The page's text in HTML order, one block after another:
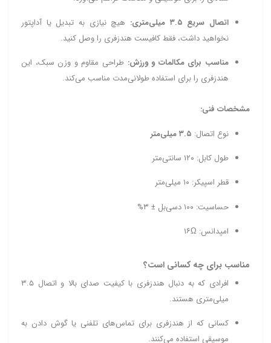
اتصال سریع ۳.۵ میلی‌متری:
هیچ نیازی به تبدیل یا آداپتور
نخواهید داشت، فقط کافیست هندزفری را وصل کنید.
مناسب برای مکالمات و ورزش: طراحی مقاوم و وزن سبک، این
هندزفری را برای استفاده طولانی‌مدت مناسب می‌کند.
مشخصات فنی:
نوع اتصال: ۳.۵ میلی‌متر
طول کابل: ۱۲۰ سانتی‌متر
قطر اسپیکر: ۱۰ میلی‌متر
حساسیت: ۱۰۰ دسی‌بل ± ۳%
امپدانس: ۱۶Ω
مناسب برای چه کسانی است؟
افرادی که به دنبال هندزفری با کیفیت صدای بالا و اتصال ۳.۵
میلی‌متری هستند.
کسانی که از هندزفری برای تماس‌های تلفنی یا گوش دادن به
موسیقی استفاده می‌کنند.